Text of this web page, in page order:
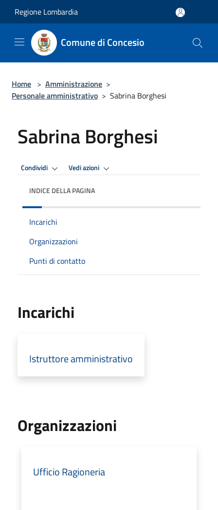
Regione Lombardia
Comune di Concesio
Home > Amministrazione >
Personale amministrativo > Sabrina Borghesi
Sabrina Borghesi
Condividi Vedi azioni
INDICE DELLA PAGINA
Incarichi
Organizzazioni
Punti di contatto
Incarichi
Istruttore amministrativo
Organizzazioni
Ufficio Ragioneria